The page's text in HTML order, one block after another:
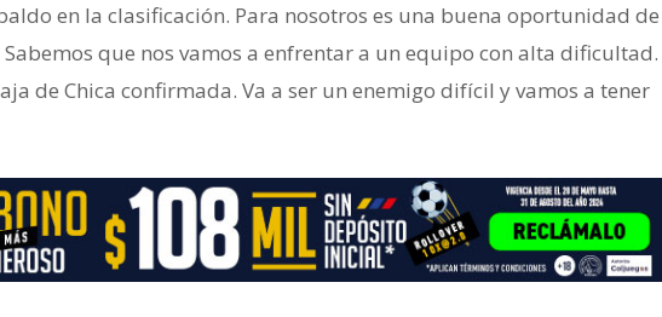
en la clasificación. Para nosotros es una buena oportunidad de
que nos vamos a enfrentar a un equipo con alta dificultad.
de Chica confirmada. Va a ser un enemigo difícil y vamos a tener